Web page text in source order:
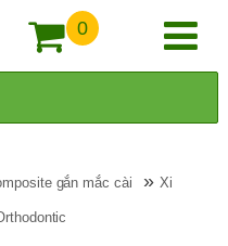
0
gắn mắc cài »Xi